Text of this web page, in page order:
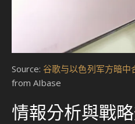
Source: 谷歌与以色列军方暗中
from AIbase
情報分析與戰